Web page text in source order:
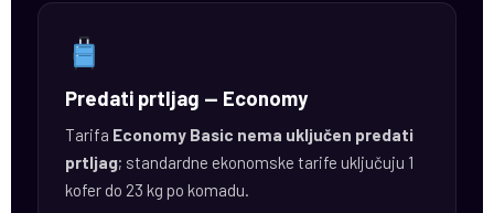
Predati prtljag — Economy
Tarifa Economy Basic nema uključen predati
prtljag; standardne ekonomske tarife uključuju 1
kofer do 23 kg po komadu.